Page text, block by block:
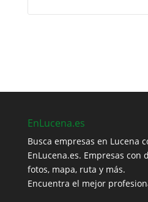
EnLucena.es
Busca empresas en Lucena
EnLucena.es. Empresas con
fotos, mapa, ruta y más.
Encuentra el mejor